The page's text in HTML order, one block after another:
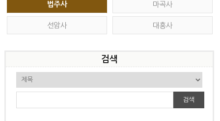
법주사 마곡사
선암사 대흥사
검색
검색